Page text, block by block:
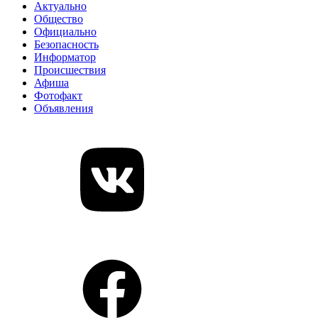
Актуально
Общество
Официально
Безопасность
Информатор
Происшествия
Афиша
Фотофакт
Объявления